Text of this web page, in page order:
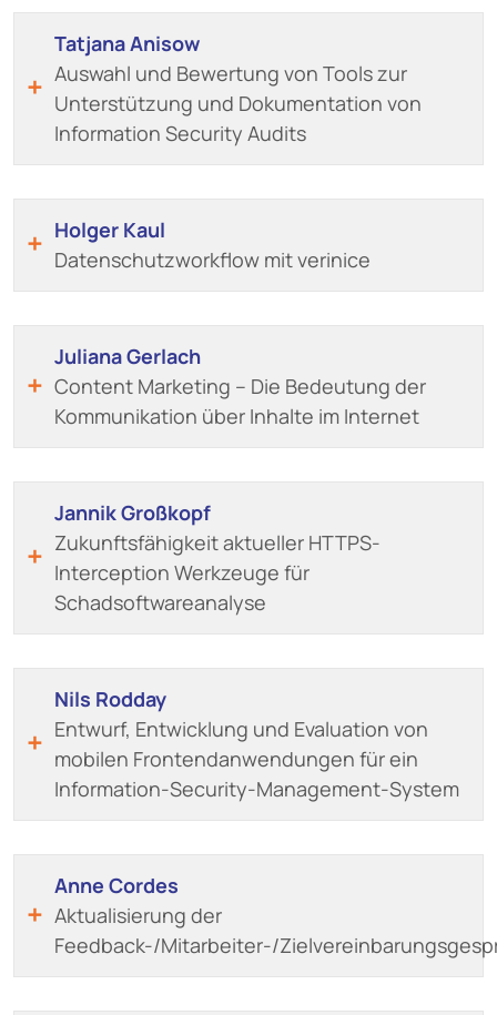
Tatjana Anisow
Auswahl und Bewertung von Tools zur
Unterstützung und Dokumentation von
Information Security Audits
Holger Kaul
Datenschutzworkflow mit verinice
Juliana Gerlach
Content Marketing – Die Bedeutung der
Kommunikation über Inhalte im Internet
Jannik Großkopf
Zukunftsfähigkeit aktueller HTTPS-
Interception Werkzeuge für
Schadsoftwareanalyse
Nils Rodday
Entwurf, Entwicklung und Evaluation von
mobilen Frontendanwendungen für ein
Information-Security-Management-System
Anne Cordes
Aktualisierung der
Feedback-/Mitarbeiter-/